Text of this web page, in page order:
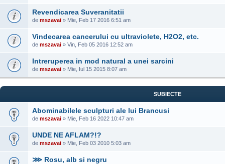
Revendicarea Suveranitatii
de mszavai » Mie, Feb 17 2016 6:51 am
Vindecarea cancerului cu ultraviolete, H2O2, etc.
de mszavai » Vin, Feb 05 2016 12:52 am
Intreruperea in mod natural a unei sarcini
de mszavai » Mie, Iul 15 2015 8:07 am
SUBIECTE
Abominabilele sculpturi ale lui Brancusi
de mszavai » Mie, Feb 16 2022 10:47 am
UNDE NE AFLAM?!?
de mszavai » Mie, Feb 03 2010 5:03 am
⋙ Rosu, alb si negru